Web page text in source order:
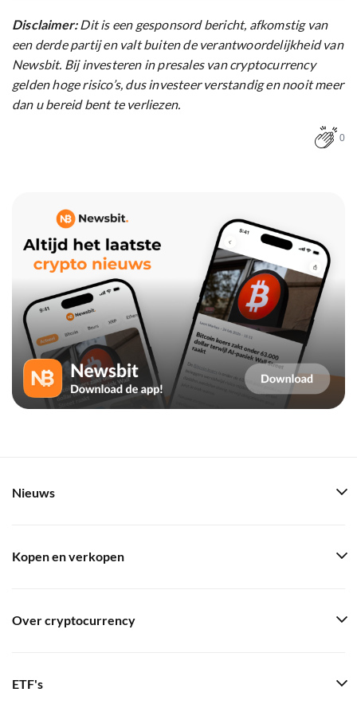
Disclaimer:Dit is een gesponsord bericht, afkomstig van
een derde partij en valt buiten de verantwoordelijkheid van
Newsbit. Bij investeren in presales van cryptocurrency
gelden hoge risico’s, dus investeer verstandig en nooit meer
dan u bereid bent te verliezen.
0
Nieuws
Kopen en verkopen
Over cryptocurrency
ETF's